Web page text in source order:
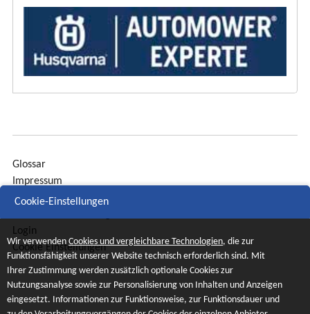
Glossar
Impressum
Sitemap
Login
Cookie Einstellungen
Cookie-Einstellungen
Wir verwenden Cookies und vergleichbare Technologien, die zur
Funktionsfähigkeit unserer Website technisch erforderlich sind. Mit
Ihrer Zustimmung werden zusätzlich optionale Cookies zur
Nutzungsanalyse sowie zur Personalisierung von Inhalten und Anzeigen
eingesetzt. Informationen zur Funktionsweise, zur Funktionsdauer und